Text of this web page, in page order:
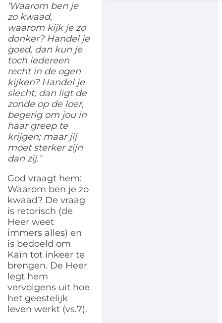
‘Waarom ben je
zo kwaad,
waarom kijk je zo
donker? Handel je
goed, dan kun je
toch iedereen
recht in de ogen
kijken? Handel je
slecht, dan ligt de
zonde op de loer,
begerig om jou in
haar greep te
krijgen; maar jij
moet sterker zijn
dan zij.’
God vraagt hem:
Waarom ben je zo
kwaad? De vraag
is retorisch (de
Heer weet
immers alles) en
is bedoeld om
Kaïn tot inkeer te
brengen. De Heer
legt hem
vervolgens uit hoe
het geestelijk
leven werkt (vs.7).